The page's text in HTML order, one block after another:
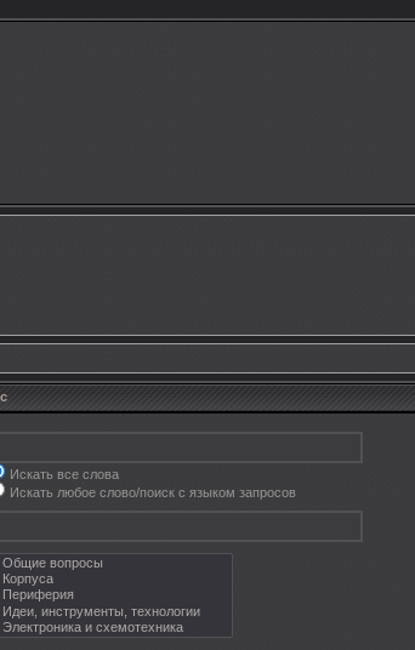
Искать все слова
Искать любое слово/поиск с языком запросов